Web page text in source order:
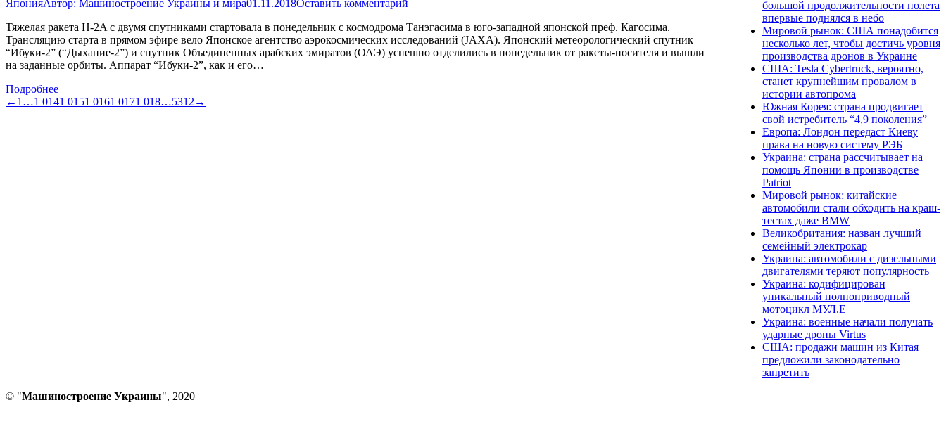
ЯпонияАвтор: Машиностроение Украины и мира01.11.2018Оставить комментарий
Тяжелая ракета H-2A с двумя спутниками стартовала в понедельник с космодрома Танэгасима в юго-западной японской преф. Кагосима.
Трансляцию старта в прямом эфире вело Японское агентство аэрокосмических исследований (JAXA). Японский метеорологический спутник
“Ибуки-2” (“Дыхание-2”) и спутник Объединенных арабских эмиратов (ОАЭ) успешно отделились в понедельник от ракеты-носителя и вышли
на заданные орбиты. Аппарат “Ибуки-2”, как и его…
Подробнее
← 1 …1 0141 0151 0161 0171 018…5312 →
большой продолжительности полета
впервые поднялся в небо
Мировой рынок: США понадобится
несколько лет, чтобы достичь уровня
производства дронов в Украине
США: Tesla Cybertruck, вероятно,
станет крупнейшим провалом в
истории автопрома
Южная Корея: страна продвигает
свой истребитель “4,9 поколения”
Европа: Лондон передаст Киеву
права на новую систему РЭБ
Украина: страна рассчитывает на
помощь Японии в производстве
Patriot
Мировой рынок: китайские
автомобили стали обходить на краш-
тестах даже BMW
Великобритания: назван лучший
семейный электрокар
Украина: автомобили с дизельными
двигателями теряют популярность
Украина: кодифицирован
уникальный полноприводный
мотоцикл МУЛ.Е
Украина: военные начали получать
ударные дроны Virtus
США: продажи машин из Китая
предложили законодательно
запретить
© "Машиностроение Украины", 2020